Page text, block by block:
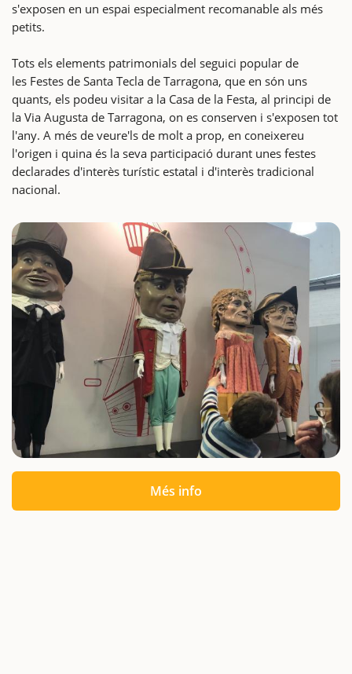
s'exposen en un espai especialment recomanable als més
petits.
Tots els elements patrimonials del seguici popular de
les Festes de Santa Tecla de Tarragona, que en són uns
quants, els podeu visitar a la Casa de la Festa, al principi de
la Via Augusta de Tarragona, on es conserven i s'exposen tot
l'any. A més de veure'ls de molt a prop, en coneixereu
l'origen i quina és la seva participació durant unes festes
declarades d'interès turístic estatal i d'interès tradicional
nacional.
Més info